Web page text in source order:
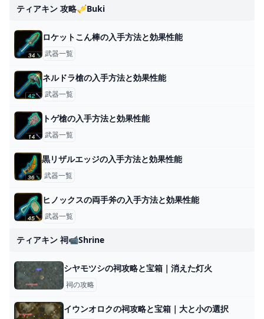
ティアキン 攻略🎺buki
ロケットこん棒の入手方法と効果性能
武器一覧
ネルドラ槍の入手方法と効果性能
武器一覧
トゲ槍の入手方法と効果性能
武器一覧
黒リザルエッジの入手方法と効果性能
武器一覧
ヒノックスの両手斧の入手方法と効果性能
武器一覧
ティアキン 祠📹shrine
シヤモツシの祠攻略と宝箱｜消えた灯火
祠の攻略
イウンオロクの祠攻略と宝箱｜大と小の選択